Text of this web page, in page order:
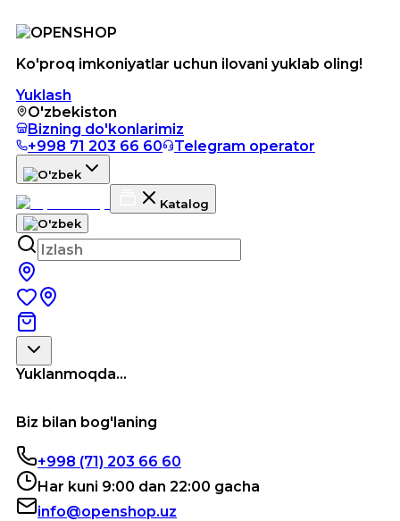
Ko'proq imkoniyatlar uchun ilovani yuklab oling!
Yuklash
O'zbekiston
Bizning do'konlarimiz
+998 71 203 66 60
Telegram operator
Katalog
Yuklanmoqda...
Biz bilan bog'laning
+998 (71) 203 66 60
Har kuni 9:00 dan 22:00 gacha
info@openshop.uz